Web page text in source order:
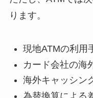
ります。
現地ATMの利用
カード会社の海
海外キャッシン
為替換算による